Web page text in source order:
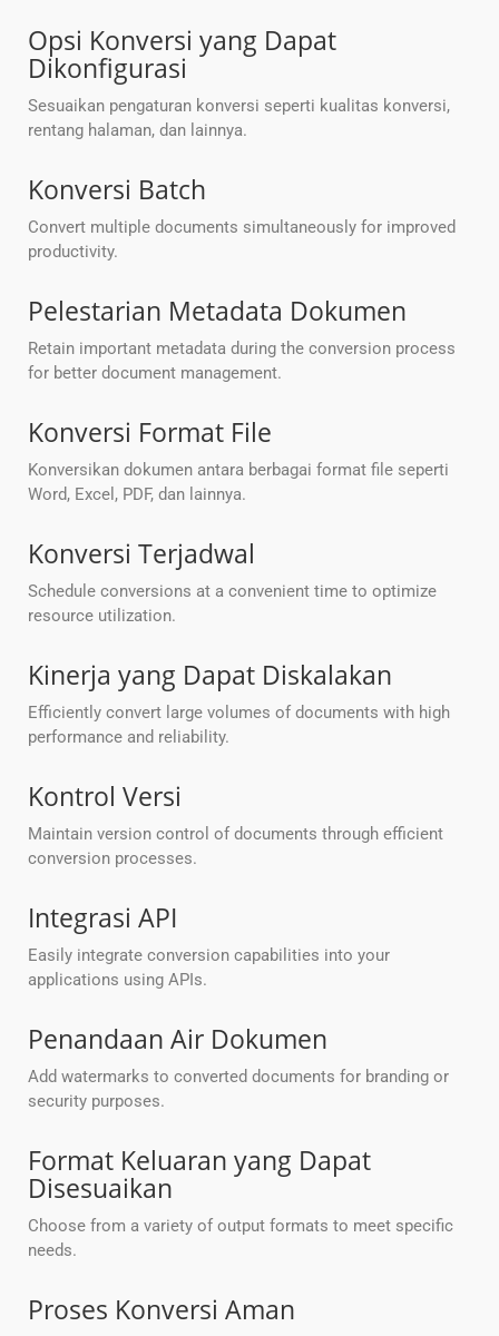
Opsi Konversi yang Dapat
Dikonfigurasi
Sesuaikan pengaturan konversi seperti kualitas konversi,
rentang halaman, dan lainnya.
Konversi Batch
Convert multiple documents simultaneously for improved
productivity.
Pelestarian Metadata Dokumen
Retain important metadata during the conversion process
for better document management.
Konversi Format File
Konversikan dokumen antara berbagai format file seperti
Word, Excel, PDF, dan lainnya.
Konversi Terjadwal
Schedule conversions at a convenient time to optimize
resource utilization.
Kinerja yang Dapat Diskalakan
Efficiently convert large volumes of documents with high
performance and reliability.
Kontrol Versi
Maintain version control of documents through efficient
conversion processes.
Integrasi API
Easily integrate conversion capabilities into your
applications using APIs.
Penandaan Air Dokumen
Add watermarks to converted documents for branding or
security purposes.
Format Keluaran yang Dapat
Disesuaikan
Choose from a variety of output formats to meet specific
needs.
Proses Konversi Aman